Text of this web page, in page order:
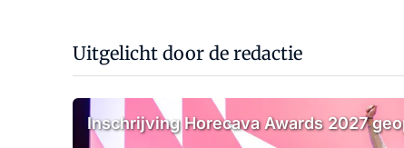
Uitgelicht door de redactie
Inschrijving Horecava Awards 2027